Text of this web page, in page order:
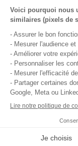
retirer mon
désinscription
QUI SOMMES-
Nos agences